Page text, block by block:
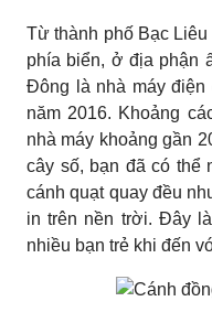
Từ thành phố Bạc
phía biển, ở địa phận
Đông là nhà máy
năm 2016. Khoảng
nhà máy khoảng gần
cây số, bạn đã có thể
cánh quạt quay đều
in trên nền trời. Đây
nhiều bạn trẻ khi đến